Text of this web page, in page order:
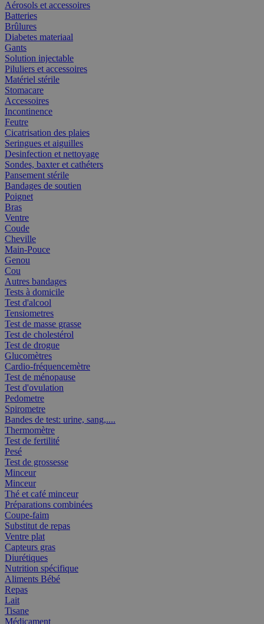
Aérosols et accessoires
Batteries
Brûlures
Diabetes materiaal
Gants
Solution injectable
Piluliers et accessoires
Matériel stérile
Stomacare
Accessoires
Incontinence
Feutre
Cicatrisation des plaies
Seringues et aiguilles
Desinfection et nettoyage
Sondes, baxter et cathéters
Pansement stérile
Bandages de soutien
Poignet
Bras
Ventre
Coude
Cheville
Main-Pouce
Genou
Cou
Autres bandages
Tests à domicile
Test d'alcool
Tensiometres
Test de masse grasse
Test de cholestérol
Test de drogue
Glucomètres
Cardio-fréquencemètre
Test de ménopause
Test d'ovulation
Pedometre
Spirometre
Bandes de test: urine, sang,....
Thermomètre
Test de fertilité
Pesé
Test de grossesse
Minceur
Minceur
Thé et café minceur
Préparations combinées
Coupe-faim
Substitut de repas
Ventre plat
Capteurs gras
Diurétiques
Nutrition spécifique
Aliments Bébé
Repas
Lait
Tisane
Médicament